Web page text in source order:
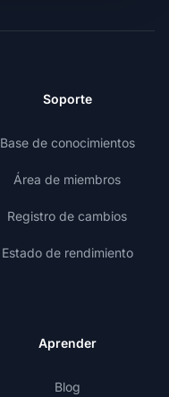
Soporte
Base de conocimientos
Área de miembros
Registro de cambios
Estado de rendimiento
Aprender
Blog